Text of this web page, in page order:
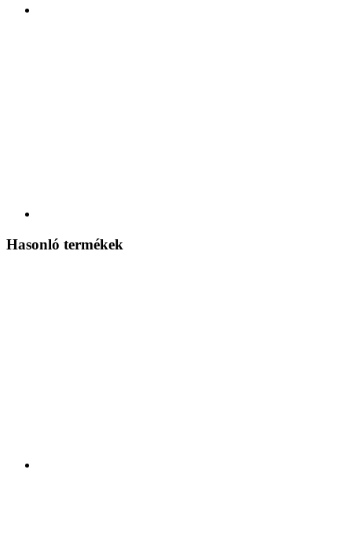
Hasonló termékek